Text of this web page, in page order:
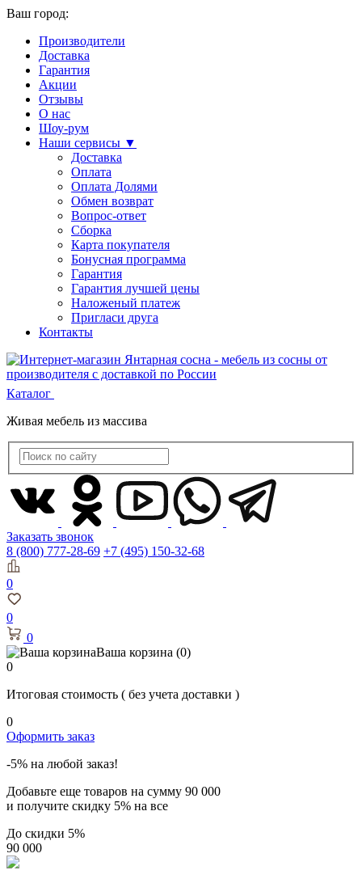
Ваш город:
Производители
Доставка
Гарантия
Акции
Отзывы
О нас
Шоу-рум
Наши сервисы ▼
Доставка
Оплата
Оплата Долями
Обмен возврат
Вопрос-ответ
Сборка
Карта покупателя
Бонусная программа
Гарантия
Гарантия лучшей цены
Наложеный платеж
Пригласи друга
Контакты
Каталог
Живая мебель из массива
Заказать звонок
8 (800) 777-28-69 +7 (495) 150-32-68
0
0
0
Ваша корзина (0)
0
Итоговая стоимость ( без учета доставки )
0
Оформить заказ
-5% на любой заказ!
Добавьте еще товаров на сумму 90 000
и получите скидку 5% на все
До скидки 5%
90 000